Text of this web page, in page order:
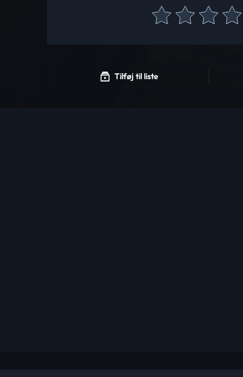
Tilføj til liste